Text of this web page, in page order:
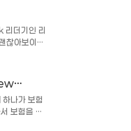
더기인 리
찮아보이기
버전이 있
전의 가격
찮을 것으
치 기기라
크기가 정
. 작은 크기
나가 보험
보험을 가
메던중 자동